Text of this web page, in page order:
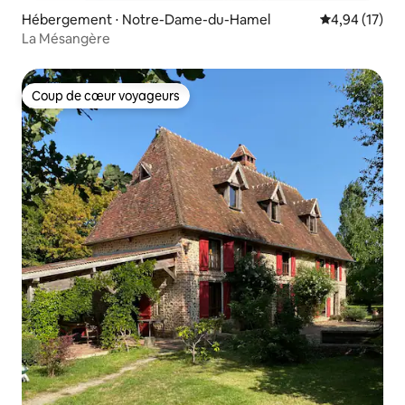
Hébergement ⋅ Notre-Dame-du-Hamel Évaluation
4,94 (17)
La Mésangère
Coup de cœur voyageurs
Coup de cœur voyageurs